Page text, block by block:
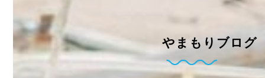
やまもりブログ